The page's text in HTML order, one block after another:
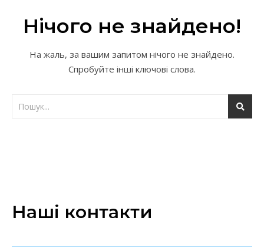
Нічого не знайдено!
На жаль, за вашим запитом нічого не знайдено.
Спробуйте інші ключові слова.
Наші контакти